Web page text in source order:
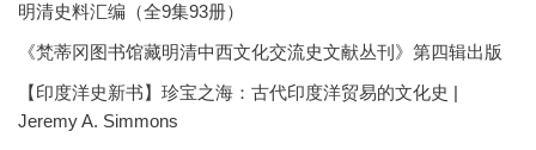
明清史料汇编（全9集93册）
《梵蒂冈图书馆藏明清中西文化交流史文献丛刊》第四辑出版
【印度洋史新书】珍宝之海：古代印度洋贸易的文化史 |
Jeremy A. Simmons